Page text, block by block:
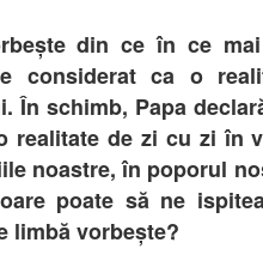
din ce în ce
considerat ca o
În schimb, Papa
realitate de zi cu zi în
noastre, în poporul
poate să ne
limbă vorbește?